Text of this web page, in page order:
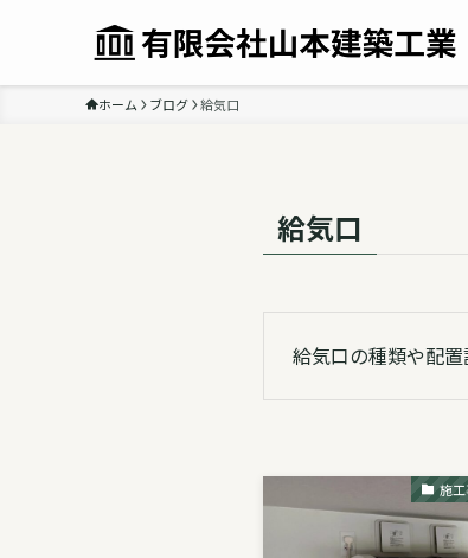
ホーム ブログ 給気口
給気口
給気口の種類や配置
施